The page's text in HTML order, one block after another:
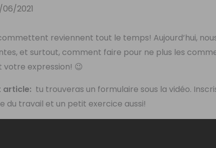
06/2021
reviennent tout le temps! Aujourd’hui,
et surtout, comment faire pour ne plus les
expression! 😉
article: tu trouveras un formulaire sous la vidéo.
du travail et un petit exercice aussi!